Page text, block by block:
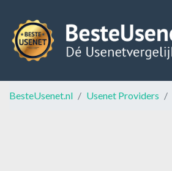
BesteUsenet.nl Usenet Providers